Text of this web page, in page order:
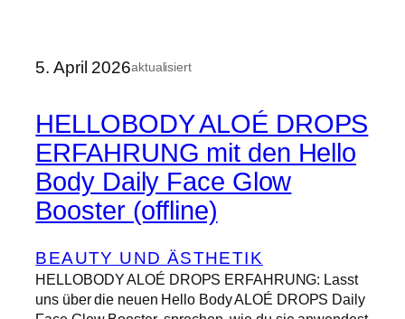
5. April 2026aktualisiert
HELLOBODY ALOÉ DROPS
ERFAHRUNG mit den Hello
Body Daily Face Glow
Booster (offline)
BEAUTY UND ÄSTHETIK
HELLOBODY ALOÉ DROPS ERFAHRUNG: Lasst
uns über die neuen Hello Body ALOÉ DROPS Daily